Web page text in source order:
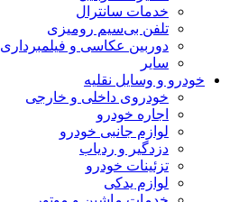
خدمات سانترال
تلفن بی‌سیم رومیزی
دوربین عکاسی و فیلمبرداری
سایر
خودرو و وسایل نقلیه
خودروی داخلی و خارجی
اجاره خودرو
لوازم جانبی خودرو
دزدگیر و ردیاب
تزئینات خودرو
لوازم یدکی